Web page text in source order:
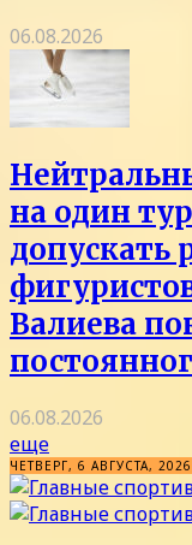
06.08.2026
на один
допускать
Валиева
06.08.2026
еще
ЧЕТВЕРГ, 6 АВГУСТА, 2026